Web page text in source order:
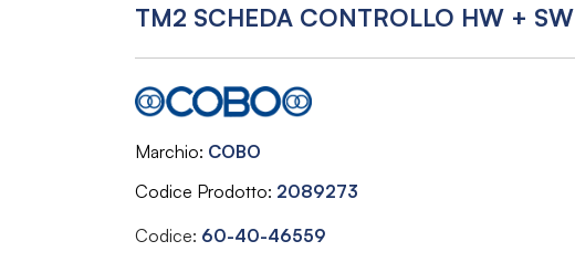
TM2 SCHEDA CONTROLLO HW + SW
Marchio COBO
Codice Prodotto 2089273
Codice: 60-40-46559